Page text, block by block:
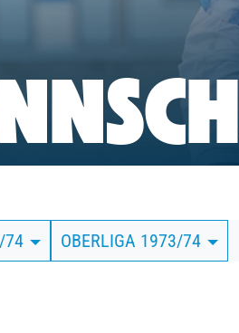
74 OBERLIGA 1973/74